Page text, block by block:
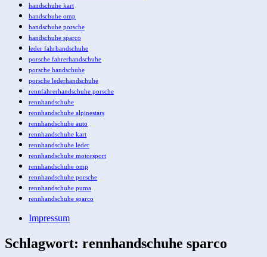
handschuhe kart
handschuhe omp
handschuhe porsche
handschuhe sparco
leder fahrhandschuhe
porsche fahrerhandschuhe
porsche handschuhe
porsche lederhandschuhe
rennfahrerhandschuhe porsche
rennhandschuhe
rennhandschuhe alpinestars
rennhandschuhe auto
rennhandschuhe kart
rennhandschuhe leder
rennhandschuhe motorsport
rennhandschuhe omp
rennhandschuhe porsche
rennhandschuhe puma
rennhandschuhe sparco
Impressum
Schlagwort: rennhandschuhe sparco